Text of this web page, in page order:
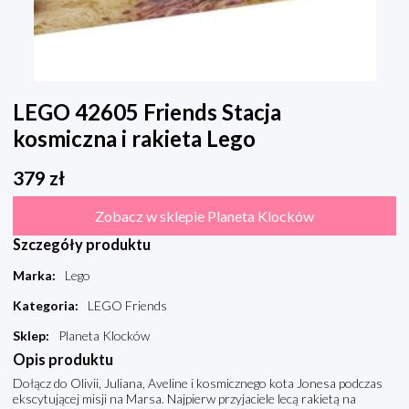
LEGO 42605 Friends Stacja
kosmiczna i rakieta Lego
379 zł
Zobacz w sklepie Planeta Klocków
Szczegóły produktu
Marka:
Lego
Kategoria:
LEGO Friends
Sklep: Planeta Klocków
Opis produktu
Dołącz do Olivii, Juliana, Aveline i kosmicznego kota Jonesa podczas
ekscytującej misji na Marsa. Najpierw przyjaciele lecą rakietą na